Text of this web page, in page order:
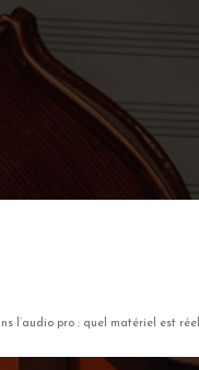
l’audio pro : quel matériel est